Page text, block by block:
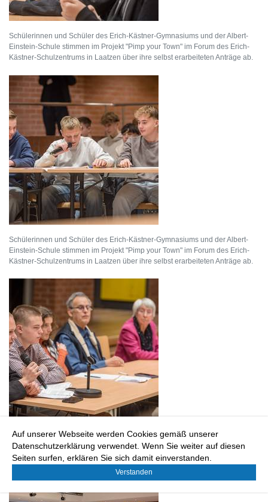
Auf unserer Webseite werden Cookies gemäß unserer
Datenschutzerklärung verwendet. Wenn Sie weiter auf diesen
Seiten surfen, erklären Sie sich damit einverstanden.
Verstanden
Schülerinnen und Schüler des Erich-Kästner-Gymnasiums und der Albert-
Einstein-Schule stimmen im Projekt "Pimp your Town" im Forum des Erich-
Kästner-Schulzentrums in Laatzen über ihre selbst erarbeiteten Anträge ab.
Schülerinnen und Schüler des Erich-Kästner-Gymnasiums und der Albert-
Einstein-Schule stimmen im Projekt "Pimp your Town" im Forum des Erich-
Kästner-Schulzentrums in Laatzen über ihre selbst erarbeiteten Anträge ab.
Schülerinnen und Schüler des Erich-Kästner-Gymnasiums und der Albert-
Einstein-Schule stimmen im Projekt "Pimp your Town" im Forum des Erich-
Kästner-Schulzentrums in Laatzen über ihre selbst erarbeiteten Anträge ab.